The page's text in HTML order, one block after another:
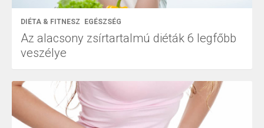
DIÉTA & FITNESZ EGÉSZSÉG
Az alacsony zsírtartalmú diéták 6 legfőbb
veszélye